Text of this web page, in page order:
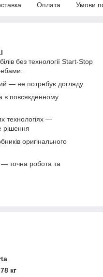
Оплата Умови
без технології Start-Stop
— не потребує догляду
в повсякденному
технологіях —
рішення
оригінального
— точна робота та
кг